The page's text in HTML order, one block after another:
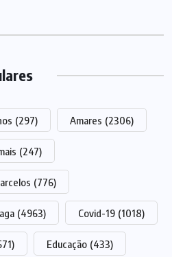
(297) Amares (2306)
(247)
(776)
(4963) Covid-19 (1018)
Educação (433)